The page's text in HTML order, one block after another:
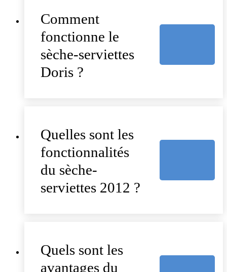
Comment
fonctionne le
sèche-serviettes
Doris ?
Quelles sont les
fonctionnalités
du sèche-
serviettes 2012 ?
Quels sont les
avantages du